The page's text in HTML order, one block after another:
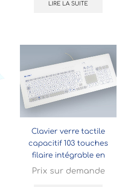
LIRE LA SUITE
Clavier verre tactile
capacitif 103 touches
filaire intégrable en
panneau
Prix sur demande